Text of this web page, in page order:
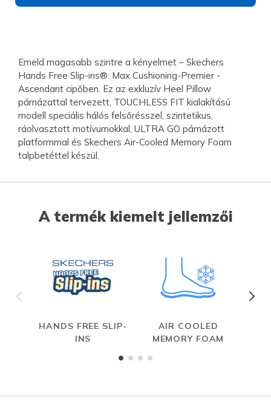
Emeld magasabb szintre a kényelmet – Skechers
Hands Free Slip-ins®: Max Cushioning-Premier -
Ascendant cipőben. Ez az exkluzív Heel Pillow
párnázattal tervezett, TOUCHLESS FIT kialakítású
modell speciális hálós felsőrésszel, szintetikus,
ráolvasztott motívumokkal, ULTRA GO párnázott
platformmal és Skechers Air-Cooled Memory Foam
talpbetéttel készül.
A termék kiemelt jellemzői
HANDS FREE SLIP-
INS
AIR COOLED
MEMORY FOAM